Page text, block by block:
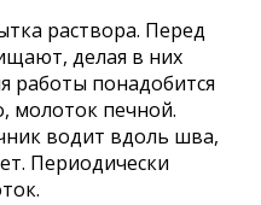
раствора. Перед
делая в них
работы понадобится
молоток печной.
водит вдоль шва,
Периодически